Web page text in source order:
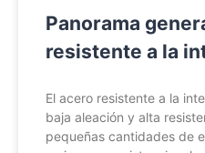
Panorama
resistente a la
El acero resistente a la
baja aleación y alta
pequeñas cantidades de